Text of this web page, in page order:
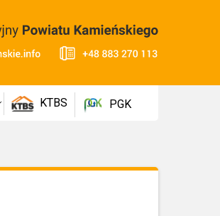
KTBS PGK